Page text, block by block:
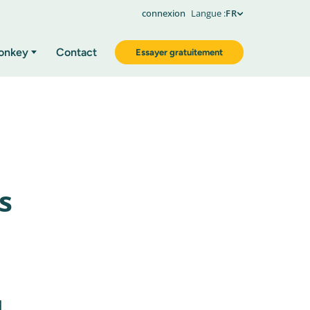
connexion Langue :FR
Contact Essayer gratuitement